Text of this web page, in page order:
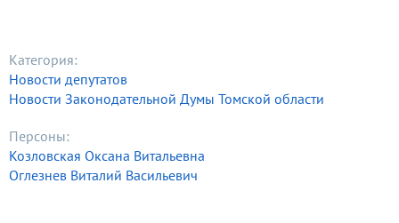
Категория:
Новости депутатов
Новости Законодательной Думы Томской области
Персоны:
Козловская Оксана Витальевна
Оглезнев Виталий Васильевич